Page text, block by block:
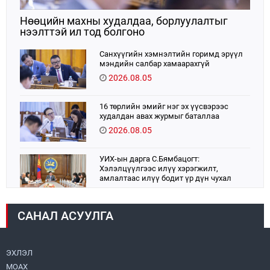
Нөөцийн махны худалдаа, борлуулалтыг
нээлттэй ил тод болгоно
Санхүүгийн хэмнэлтийн горимд эрүүл
мэндийн салбар хамаарахгүй
2026.08.05
16 төрлийн эмийг нэг эх үүсвэрээс
худалдан авах журмыг баталлаа
2026.08.05
УИХ-ын дарга С.Бямбацогт:
Хэлэлцүүлгээс илүү хэрэгжилт,
амлалтаас илүү бодит үр дүн чухал
Монголбанк 7 дугаар сард 1,439.2 кг үнэт
САНАЛ АСУУЛГА
ЭХЛЭЛ
МОАХ